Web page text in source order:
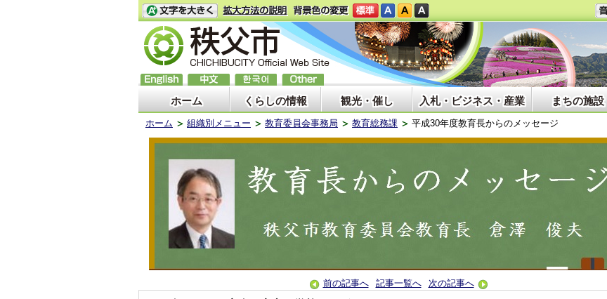
ホーム くらしの情報 観光・催し 入札・ビジネス・産業 まちの施設
ホーム 組織別メニュー 教育委員会事務局 教育総務課 平成30年度教育長からのメッセージ
前の記事へ 記事一覧へ 次の記事へ